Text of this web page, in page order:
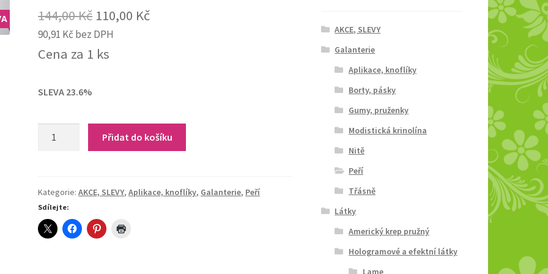
144,00Kč Original
price
was:
110,00 KčCurrent
90,91 Kč bez DPH
Cena za 1 ks
SLEVA 23.6%
a
peříčky
(šedostříbrná)
quantity
Přidat do košíku
Kategorie:AKCE, SLEVY,Aplikace, knoflíky, Galanterie, Peří
Sdílejte:
AKCE, SLEVY
Galanterie
Aplikace, knoflíky
Borty, pásky
Gumy, pruženky
Modistická krinolína
Nitě
Peří
Třásně
Látky
Americký krep pružný
Hologramové a efektní látky
Lame